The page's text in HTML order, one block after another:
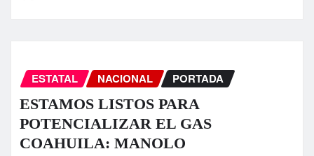
ESTATAL NACIONAL PORTADA
ESTAMOS LISTOS PARA
POTENCIALIZAR EL GAS
COAHUILA: MANOLO